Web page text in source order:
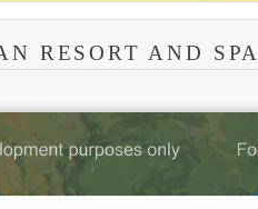
RESORT AND SPA